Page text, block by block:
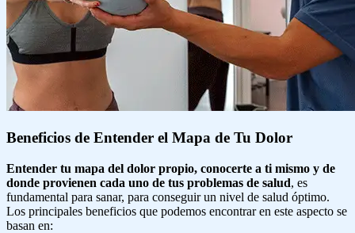
Beneficios de Entender el Mapa de Tu Dolor
Entender tu mapa del dolor propio, conocerte a ti mismo y de
donde provienen cada uno de tus problemas de salud, es
fundamental para sanar, para conseguir un nivel de salud óptimo.
Los principales beneficios que podemos encontrar en este aspecto se
basan en: